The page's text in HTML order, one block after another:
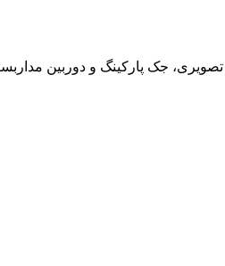
جک پارکینگ و دوربین